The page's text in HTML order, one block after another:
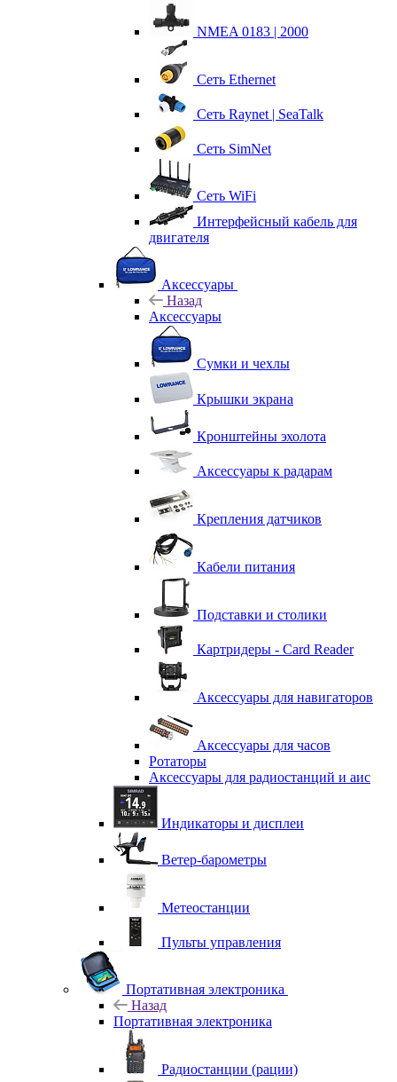
NMEA 0183 | 2000
Сеть Ethernet
Сеть Raynet | SeaTalk
Сеть SimNet
Сеть WiFi
Интерфейсный кабель для
двигателя
Аксессуары
Назад
Аксессуары
Сумки и чехлы
Крышки экрана
Кронштейны эхолота
Аксессуары к радарам
Крепления датчиков
Кабели питания
Подставки и столики
Картридеры - Card Reader
Аксессуары для навигаторов
Аксессуары для часов
Ротаторы
Аксессуары для радиостанций и аис
Индикаторы и дисплеи
Ветер-барометры
Метеостанции
Пульты управления
Портативная электроника
Назад
Портативная электроника
Радиостанции (рации)